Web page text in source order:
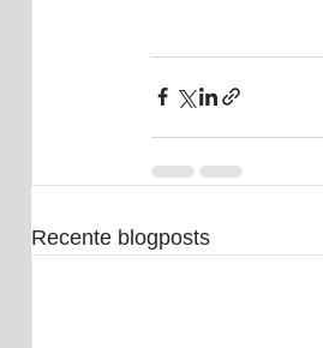
Recente blogposts